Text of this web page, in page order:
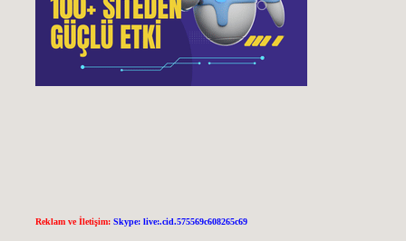
Reklam ve İletişim: Skype: live:.cid.575569c608265c69